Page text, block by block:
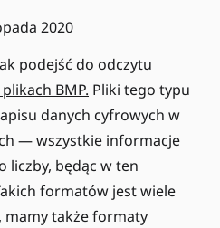
2020
podejść do odczytu
BMP. Pliki tego typu
danych cyfrowych w
— wszystkie informacje
liczby, będąc w ten
formatów jest wiele
mamy także formaty